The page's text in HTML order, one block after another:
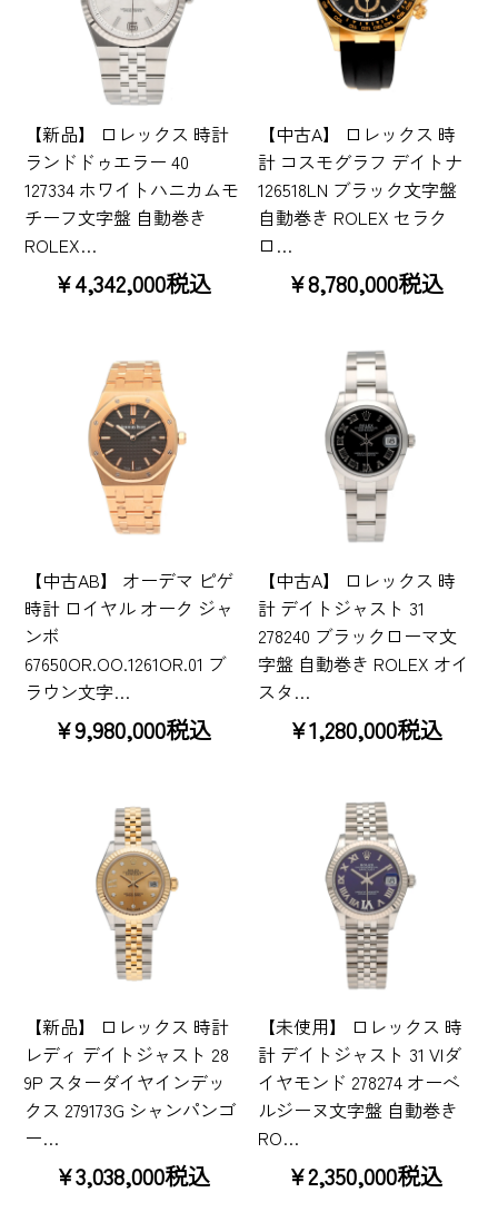
【新品】 ロレックス 時計
ランドドゥエラー 40
127334 ホワイトハニカムモ
チーフ文字盤 自動巻き
ROLEX…
¥4,342,000税込
【中古A】 ロレックス 時
計 コスモグラフ デイトナ
126518LN ブラック文字盤
自動巻き ROLEX セラク
ロ…
¥8,780,000税込
【中古AB】 オーデマ ピゲ
時計 ロイヤル オーク ジャ
ンボ
67650OR.OO.1261OR.01 ブ
ラウン文字…
¥9,980,000税込
【中古A】 ロレックス 時
計 デイトジャスト 31
278240 ブラックローマ文
字盤 自動巻き ROLEX オイ
スタ…
¥1,280,000税込
【新品】 ロレックス 時計
レディ デイトジャスト 28
9P スターダイヤインデッ
クス 279173G シャンパンゴ
ー…
¥3,038,000税込
【未使用】 ロレックス 時
計 デイトジャスト 31 VIダ
イヤモンド 278274 オーベ
ルジーヌ文字盤 自動巻き
RO…
¥2,350,000税込